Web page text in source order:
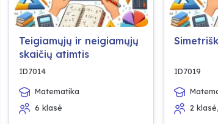
Teigiamųjų ir neigiamųjų
skaičių atimtis
ID7014
Matematika
6 klasė
ID7019
2